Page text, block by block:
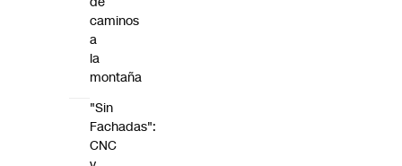
caminos
a
la
montaña
"Sin
Fachadas":
CNC